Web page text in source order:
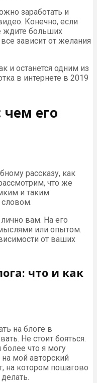
заработать и
Конечно, если
ждите больших
зависит от желания
и останется одним из
в интернете в 2019
чем его
рассказу, как
что же
и таким
вам. На его
или опытом.
от ваших
что и как
на блоге в
Не стоит бояться.
что я могу
на мой авторский
на котором пошагово